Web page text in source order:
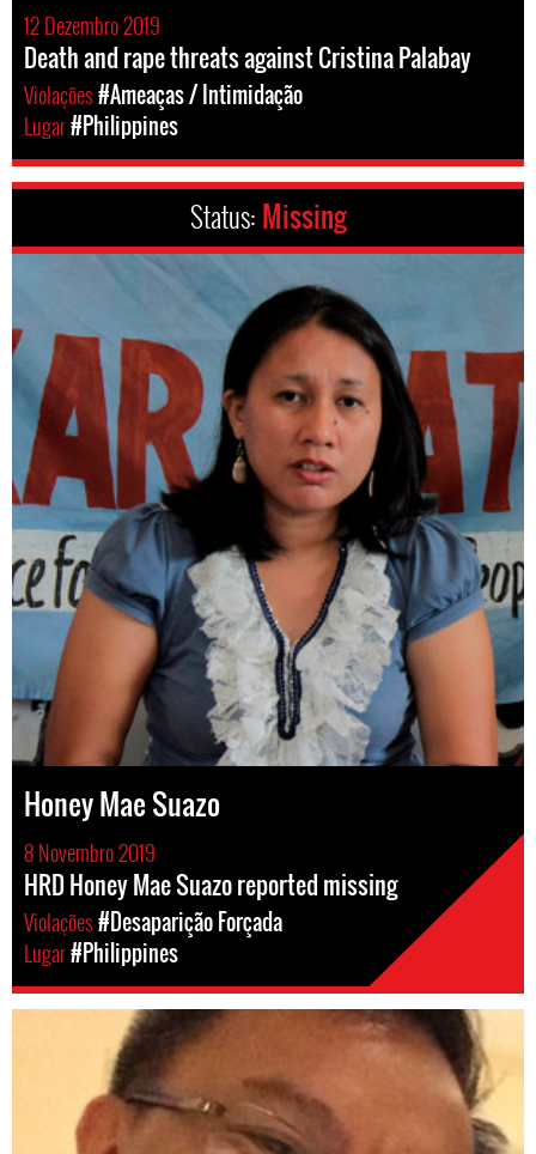
12 Dezembro 2019
Death and rape threats against Cristina Palabay
Violações#Ameaças / Intimidação
Lugar#Philippines
Status: Missing
Honey Mae Suazo
8 Novembro 2019
HRD Honey Mae Suazo reported missing
Violações#Desaparição Forçada
Lugar#Philippines